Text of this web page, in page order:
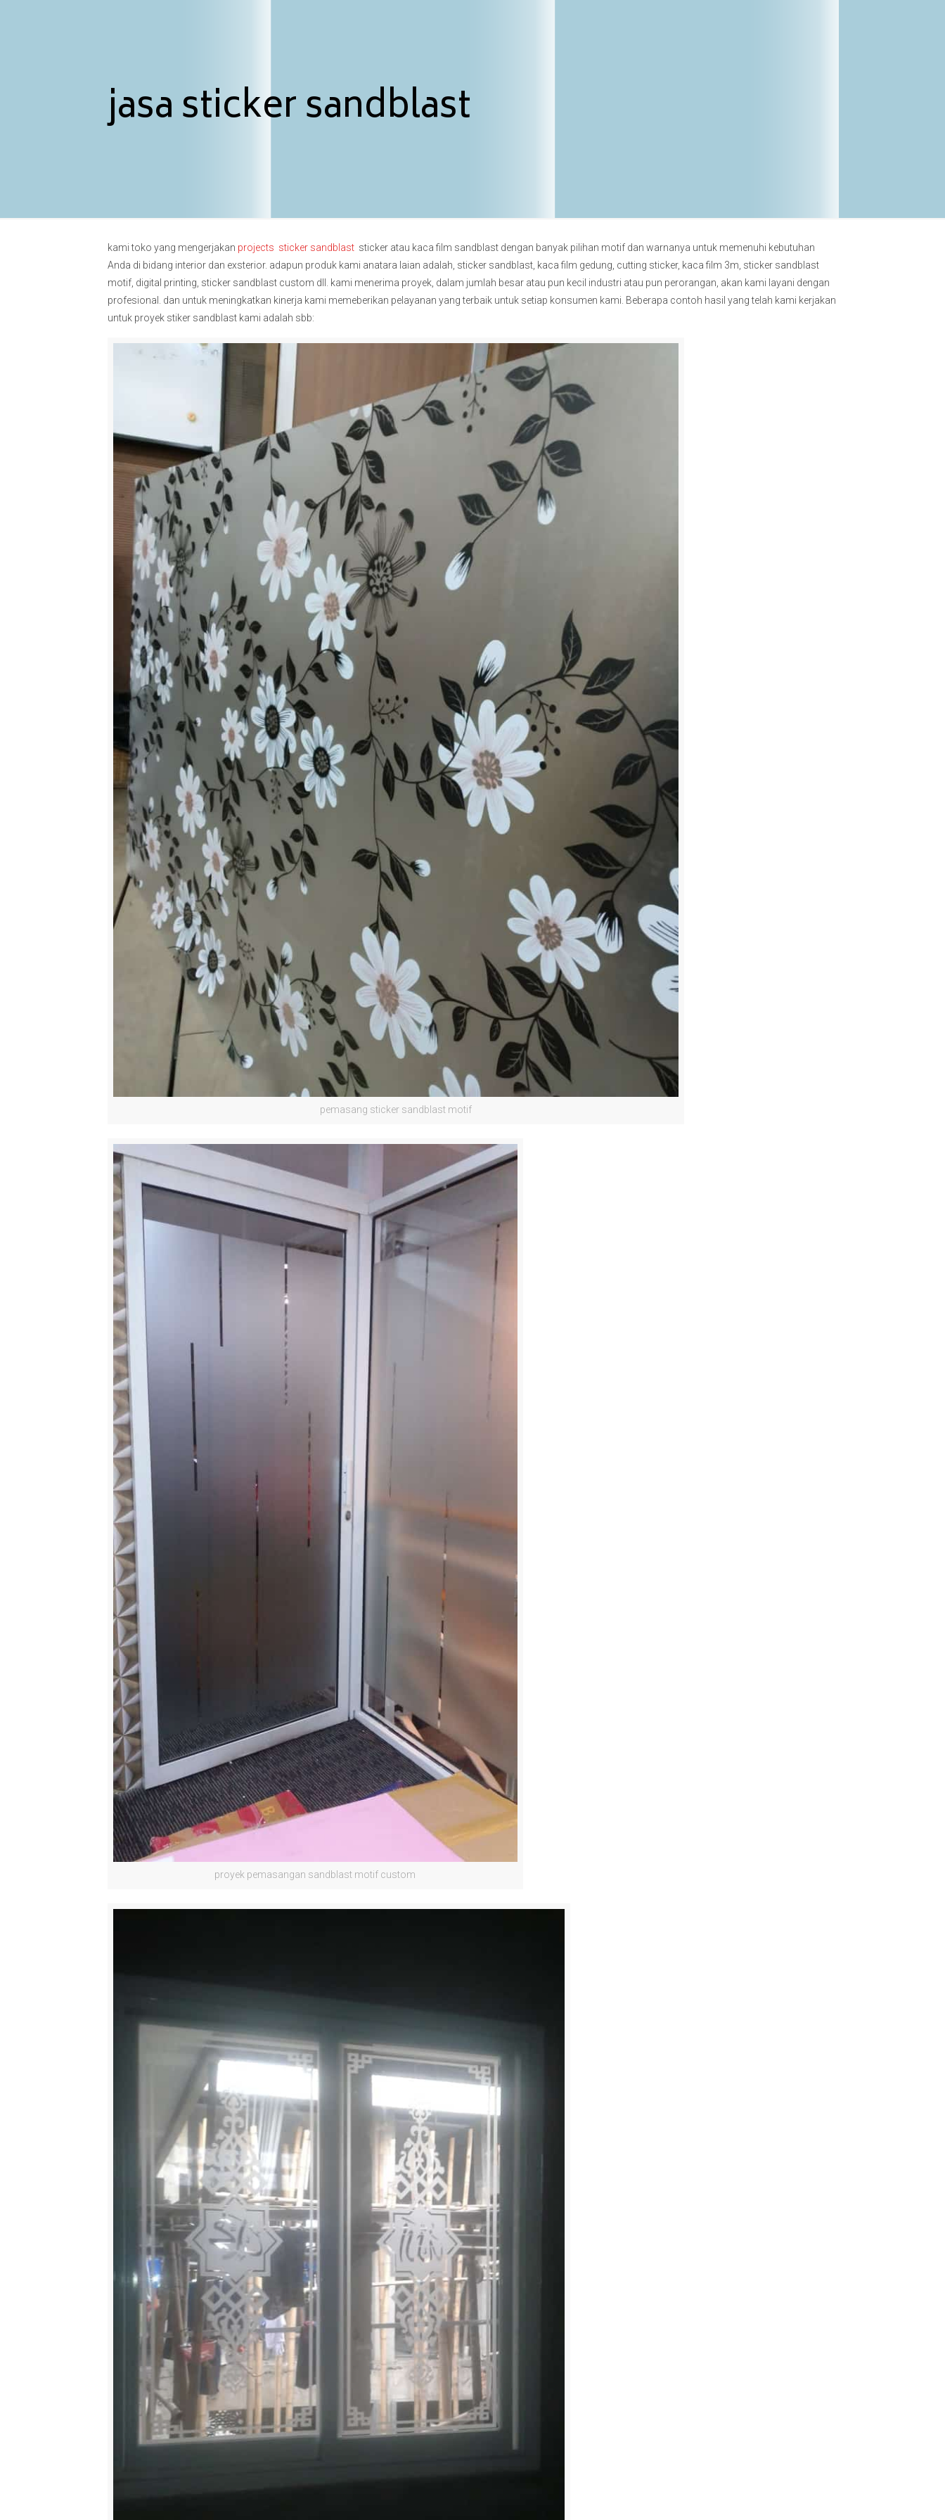
jasa sticker sandblast
kami toko yang mengerjakan projects sticker sandblaststicker atau kaca film sandblast dengan banyak pilihan motif dan warnanya untuk memenuhi kebutuhan
Anda di bidang interior dan exsterior. adapun produk kami anatara laian adalah, sticker sandblast, kaca film gedung, cutting sticker, kaca film 3m, sticker sandblast
motif, digital printing, sticker sandblast custom dll. kami menerima proyek, dalam jumlah besar atau pun kecil industri atau pun perorangan, akan kami layani dengan
profesional. dan untuk meningkatkan kinerja kami memeberikan pelayanan yang terbaik untuk setiap konsumen kami. Beberapa contoh hasil yang telah kami kerjakan
untuk proyek stiker sandblast kami adalah sbb:
pemasang sticker sandblast motif
proyek pemasangan sandblast motif custom